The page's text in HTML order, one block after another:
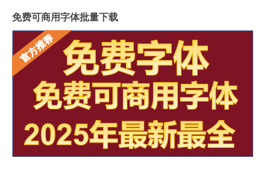
免费可商用字体批量下载